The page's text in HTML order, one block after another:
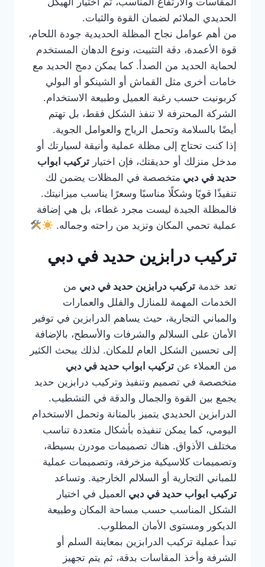
الحديدي الملائم لضمان القوة والثبات.
من أهم عوامل نجاح المظلة الحديدية جودة اللحام،
قوة الأعمدة، دقة التثبيت، ونوع الدهان المستخدم
لحماية الحديد من الصدأ. كما يمكن دمج الحديد مع
خامات أخرى مثل القماش أو الشينكو أو البولي
كربونيت حسب رغبة العميل وطبيعة الاستخدام.
الشركة المحترفة لا تنفذ الشكل فقط، بل تهتم
أيضًا بالسلامة وتحمل الرياح والعوامل الجوية.
إذا كنت تحتاج إلى مظلة عملية وأنيقة لسيارتك أو
مدخل منزلك أو حديقتك، فإن اختيار تركيب ابواب
حديد في دبي متخصصة في المظلات يضمن لك
تنفيذًا قويًا وشكلًا مناسبًا وسعرًا يناسب ميزانيتك.
فالمظلة الجيدة ليست مجرد غطاء، بل هي إضافة
عملية تحمي المكان وتزيد من راحته وجماله.
تركيب درابزين حديد في دبي
تعد خدمة تركيب درابزين حديد في دبي من
الخدمات المهمة للمنازل والفلل والعمارات
والمباني التجارية، حيث يساهم الدرابزين في توفير
الأمان على السلالم والشرفات والأسطح، بالإضافة
إلى تحسين الشكل العام للمكان. لذلك يبحث الكثير
من العملاء عن تركيب ابواب حديد في دبي
متخصصة في تصميم وتنفيذ وتركيب درابزين حديد
يجمع بين القوة والجمال والدقة في التشطيب.
الدرابزين الحديدي يتميز بالمتانة وتحمل الاستخدام
اليومي، كما يمكن تنفيذه بأشكال متعددة تناسب
مختلف الأذواق. هناك تصميمات مودرن بسيطة،
وتصميمات كلاسيكية مزخرفة، وتصميمات عملية
للمباني التجارية أو السلالم الخارجية. وتساعد
تركيب ابواب حديد في دبي العميل في اختيار
الشكل المناسب حسب مساحة المكان وطبيعة
الديكور ومستوى الأمان المطلوب.
تبدأ عملية تركيب الدرابزين بمعاينة السلم أو
الشرفة وأخذ المقاسات بدقة، ثم يتم تجهيز